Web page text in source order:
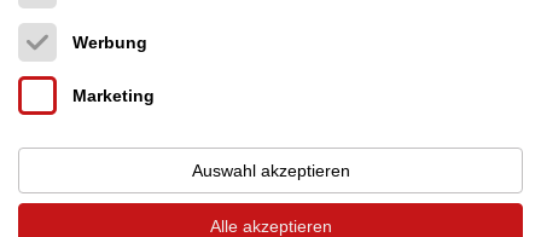
Werbung
Marketing
Auswahl akzeptieren
Alle akzeptieren